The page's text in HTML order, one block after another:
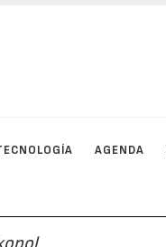
AGENDA